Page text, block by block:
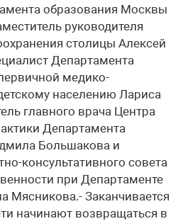
образования Москвы
руководителя
столицы Алексей
Департамента
медико-
населению Лариса
главного врача Центра
Департамента
Большакова и
консультативного совета
при Департаменте
Мясникова.- Заканчивается
начинают возвращаться в